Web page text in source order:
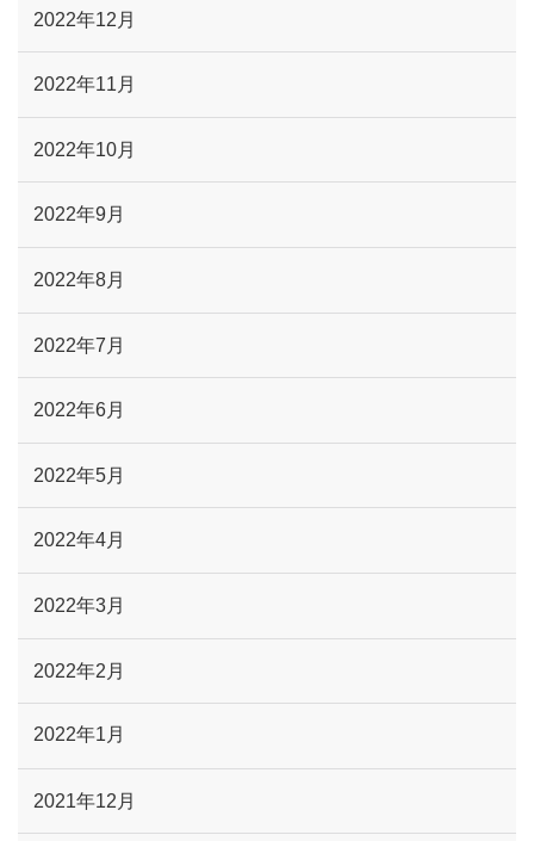
2022年12月
2022年11月
2022年10月
2022年9月
2022年8月
2022年7月
2022年6月
2022年5月
2022年4月
2022年3月
2022年2月
2022年1月
2021年12月